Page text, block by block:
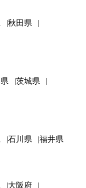
秋田県
茨城県
石川県 福井県
大阪府